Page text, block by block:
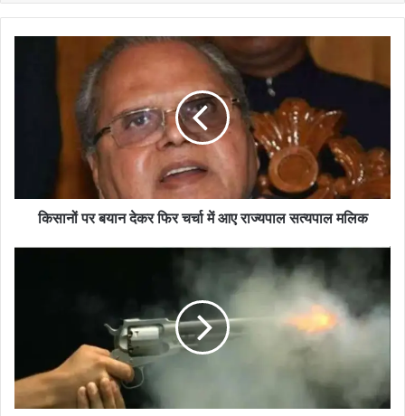
राज्यपाल
सत्यपालकिसानों पर बयान देकर फिर चर्चा में आए राज्यपाल सत्यपाल मलिक
जवान
ने